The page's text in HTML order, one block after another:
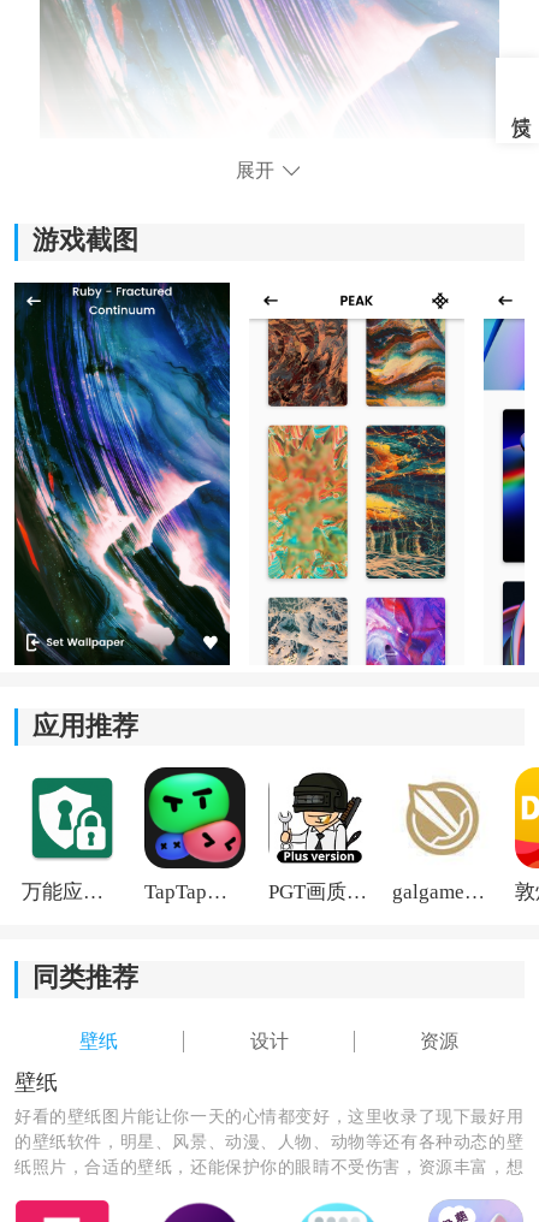
《Abstruct》软件亮点：
1、是一款拥有高频更新的壁纸应用，确保用户能够时刻
获得最新的壁纸资源。
2、提供了海量的壁纸资源，让用户可尽情选择并根据个
人喜好进行定制。
质尽显无瑕之美。
4、允许用户免费下载所有的壁纸，能够随时使用自己喜
欢的壁纸来装饰桌面。
展开
游戏截图
应用推荐
万能应用隐藏 TapTap国际版2026 PGT画质助手旧版 galgame游戏盒子2026
同类推荐
壁纸 设计 资源
壁纸
好看的壁纸图片能让你一天的心情都变好，这里收录了现下最好用
的壁纸软件，明星、风景、动漫、人物、动物等还有各种动态的壁
纸照片，合适的壁纸，还能保护你的眼睛不受伤害，资源丰富，想